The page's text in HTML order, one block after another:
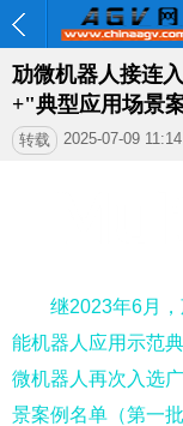
劢微机器人接连
+"典型应用场景
转载 2025-07-09 11:14
继2023年6月
能机器人应用示范
微机器人再次入选
景案例名单（第一批